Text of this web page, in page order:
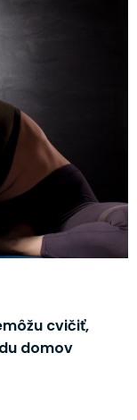
cvičiť,
domov